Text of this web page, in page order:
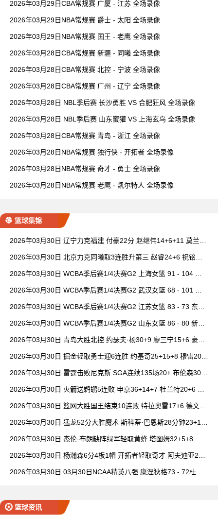
2026年03月29日CBA常规赛 广厦 - 江苏 全场录像
2026年03月29日NBA常规赛 爵士 - 太阳 全场录像
2026年03月29日NBA常规赛 国王 - 老鹰 全场录像
2026年03月28日CBA常规赛 新疆 - 同曦 全场录像
2026年03月28日CBA常规赛 北控 - 宁波 全场录像
2026年03月28日CBA常规赛 广州 - 辽宁 全场录像
2026年03月28日 NBL季后赛 长沙勇胜 VS 合肥狂风 全场录像
2026年03月28日 NBL季后赛 山东蜜獾 VS 上海玄鸟 全场录像
2026年03月28日CBA常规赛 青岛 - 浙江 全场录像
2026年03月28日NBA常规赛 独行侠 - 开拓者 全场录像
2026年03月28日NBA常规赛 奇才 - 勇士 全场录像
2026年03月28日NBA常规赛 老鹰 - 凯尔特人 全场录像
篮球集锦
2026年03月30日 辽宁力克福建 付豪22分 赵继伟14+6+11 莫兰德
2026年03月30日 北京力克同曦取3连胜升第三 赵睿24+6 祝铭震1
2026年03月30日 WCBA季后赛1/4决赛G2 上海女篮 91 - 104 四
2026年03月30日 WCBA季后赛1/4决赛G2 武汉女篮 68 - 101 山
2026年03月30日 WCBA季后赛1/4决赛G2 江苏女篮 83 - 73 东莞
2026年03月30日 WCBA季后赛1/4决赛G2 山东女篮 86 - 80 新疆
2026年03月30日 青岛大胜北控 约瑟夫·杨30+9 廖三宁15+6 豪斯
2026年03月30日 掘金轻取勇士迎6连胜 约基奇25+15+8 穆雷20+
2026年03月30日 雷霆击败尼克斯 SGA连续135场20+ 布伦森30分
2026年03月30日 火箭送鹈鹕5连败 申京36+14+7 杜兰特20+6 锡
2026年03月30日 篮网大胜国王结束10连败 特拉奥雷17+6 德文·
2026年03月30日 猛龙52分大胜魔术 斯科蒂·巴恩斯28分钟23+15
2026年03月30日 杰伦·布朗缺阵绿军轻取黄蜂 塔图姆32+5+8 普
2026年03月30日 杨瀚森6分4板1帽 开拓者轻取奇才 阿夫迪亚20+
2026年03月30日 03月30日NCAA精英八强 康涅狄格73 - 72杜克
篮球资讯